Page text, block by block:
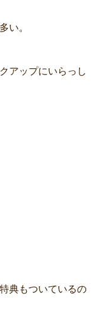
い。
アップにいらっし
典もついているの